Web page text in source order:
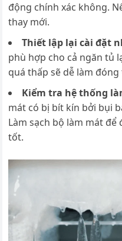
động chính xác không.
thay mới.
Thiết lập lại cài đặt
phù hợp cho cả ngăn tủ
quá thấp sẽ dễ làm đóng
Kiểm tra hệ thống
mát có bị bít kín bởi bụi
Làm sạch bộ làm mát
tốt.